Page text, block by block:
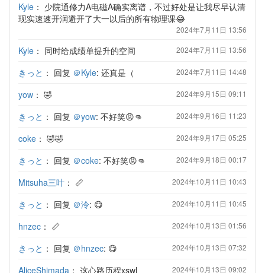
Kyle ： 少院通修力A电磁A确实离谱，不过好处是让我尽早认清
现实速速开润避开了大一以后的所有物理课😂
2024年7月11日 13:56
Kyle ： 同时给成绩单提升的空间 2024年7月11日 13:56
きっと ： 回复 ＠Kyle: 还真是（ 2024年7月11日 14:48
yow ： 🤣 2024年9月15日 09:11
きっと ： 回复 ＠yow: 不好笑😡👊 2024年9月16日 11:23
coke ： 🤣🤣 2024年9月17日 05:25
きっと ： 回复 ＠coke: 不好笑😡👊 2024年9月18日 00:17
Mitsuha三叶 ： 📏 2024年10月11日 10:43
きっと ： 回复 ＠泠: 😋 2024年10月11日 10:45
hnzec ： 📏 2024年10月13日 01:56
きっと ： 回复 ＠hnzec: 😋 2024年10月13日 07:32
AliceShimada ： 这心路历程xswl 2024年10月13日 09:02